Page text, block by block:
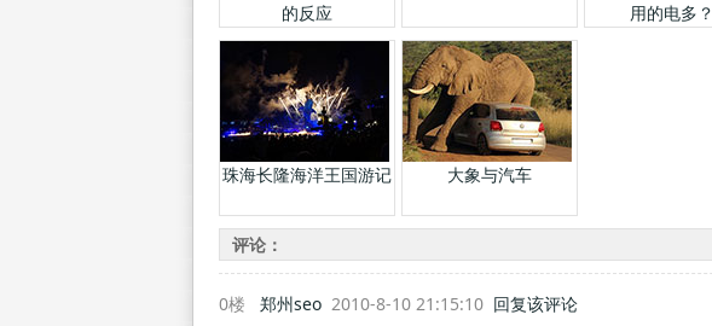
的反应
用的电多？
珠海长隆海洋王国游记 大象与汽车
评论：
0楼 郑州seo2010-8-10 21:15:10 回复该评论